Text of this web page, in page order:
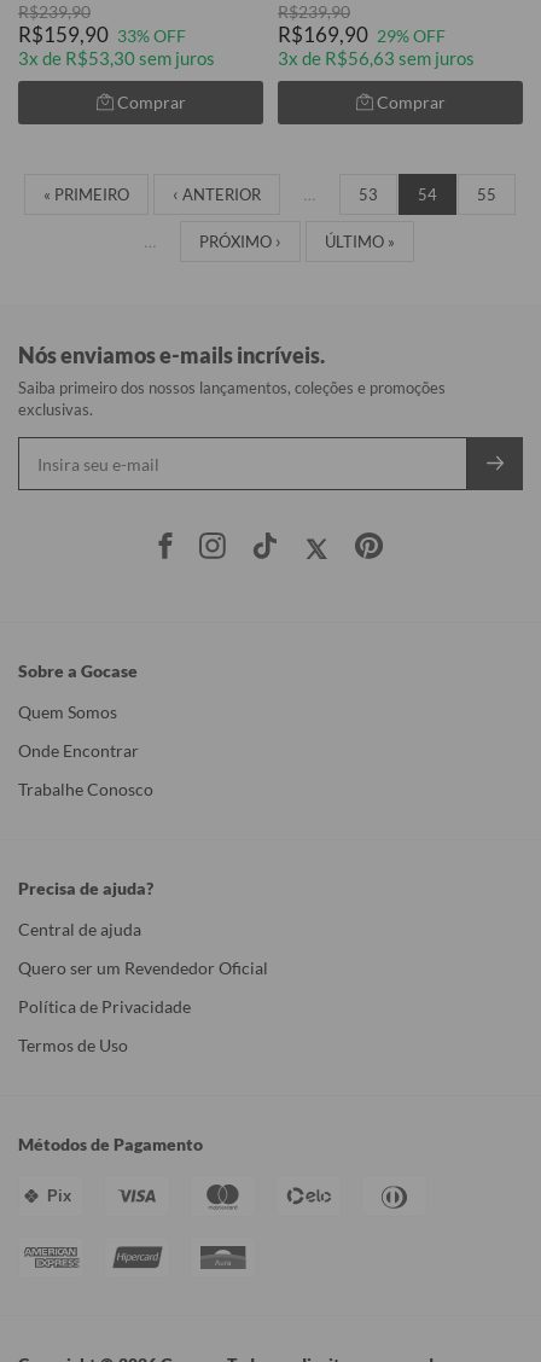
R$239,90
R$159,90 33% OFF
3x de R$53,30 sem juros
Comprar
R$239,90
R$169,90 29% OFF
3x de R$56,63 sem juros
Comprar
« PRIMEIRO ‹ ANTERIOR 53 54 55
PRÓXIMO › ÚLTIMO »
Nós enviamos e-mails incríveis.
Saiba primeiro dos nossos lançamentos, coleções e promoções
exclusivas.
Sobre a Gocase
Quem Somos
Onde Encontrar
Trabalhe Conosco
Precisa de ajuda?
Central de ajuda
Quero ser um Revendedor Oficial
Política de Privacidade
Termos de Uso
Métodos de Pagamento
Pix